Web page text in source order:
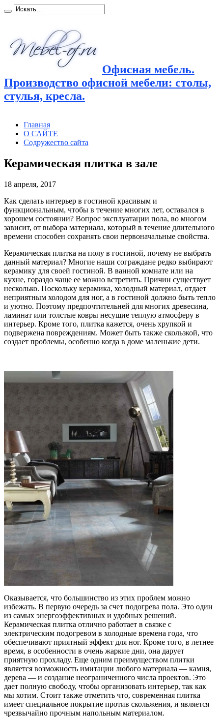
Офисная мебель.
Производство офисной мебели: столы,
стулья, кресла.
Главная
О САЙТЕ
Содружество сайта
Керамическая плитка в зале
18 апреля, 2017
Как сделать интерьер в гостиной красивым и
функциональным, чтобы в течение многих лет, оставался в
хорошем состоянии? Вопрос эксплуатации пола, во многом
зависит, от выбора материала, который в течение длительного
времени способен сохранять свои первоначальные свойства.
Керамическая плитка на полу в гостиной, почему не выбрать
данный материал? Многие наши сограждане редко выбирают
керамику для своей гостиной. В ванной комнате или на
кухне, гораздо чаще ее можно встретить. Причин существует
несколько. Поскольку керамика, холодный материал, отдает
неприятным холодом для ног, а в гостиной должно быть тепло
и уютно. Поэтому предпочтительней для многих древесина,
ламинат или толстые ковры несущие теплую атмосферу в
интерьер. Кроме того, плитка кажется, очень хрупкой и
подвержена повреждениям. Может быть также скользкой, что
создает проблемы, особенно когда в доме маленькие дети.
Оказывается, что большинство из этих проблем можно
избежать. В первую очередь за счет подогрева пола. Это один
из самых энергоэффективных и удобных решений.
Керамическая плитка отлично работает в связке с
электрическим подогревом в холодные времена года, что
обеспечивают приятный эффект для ног. Кроме того, в летнее
время, в особенности в очень жаркие дни, она дарует
приятную прохладу. Еще одним преимуществом плитки
является возможность имитации любого материала — камня,
дерева — и создание неограниченного числа проектов. Это
дает полную свободу, чтобы организовать интерьер, так как
мы хотим. Стоит также отметить что, современная плитка
имеет специальное покрытие против скольжения, и является
чрезвычайно прочным напольным материалом.